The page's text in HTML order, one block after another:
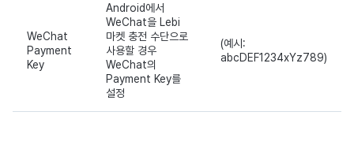
WeChat
Payment
Key
Android에서
WeChat을 Lebi
마켓 충전 수단으로
사용할 경우
WeChat의
Payment Key를
설정
(예시:
abcDEF1234xYz789)